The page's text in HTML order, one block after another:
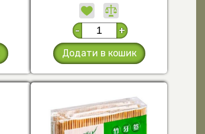
- +
Додати в кошик